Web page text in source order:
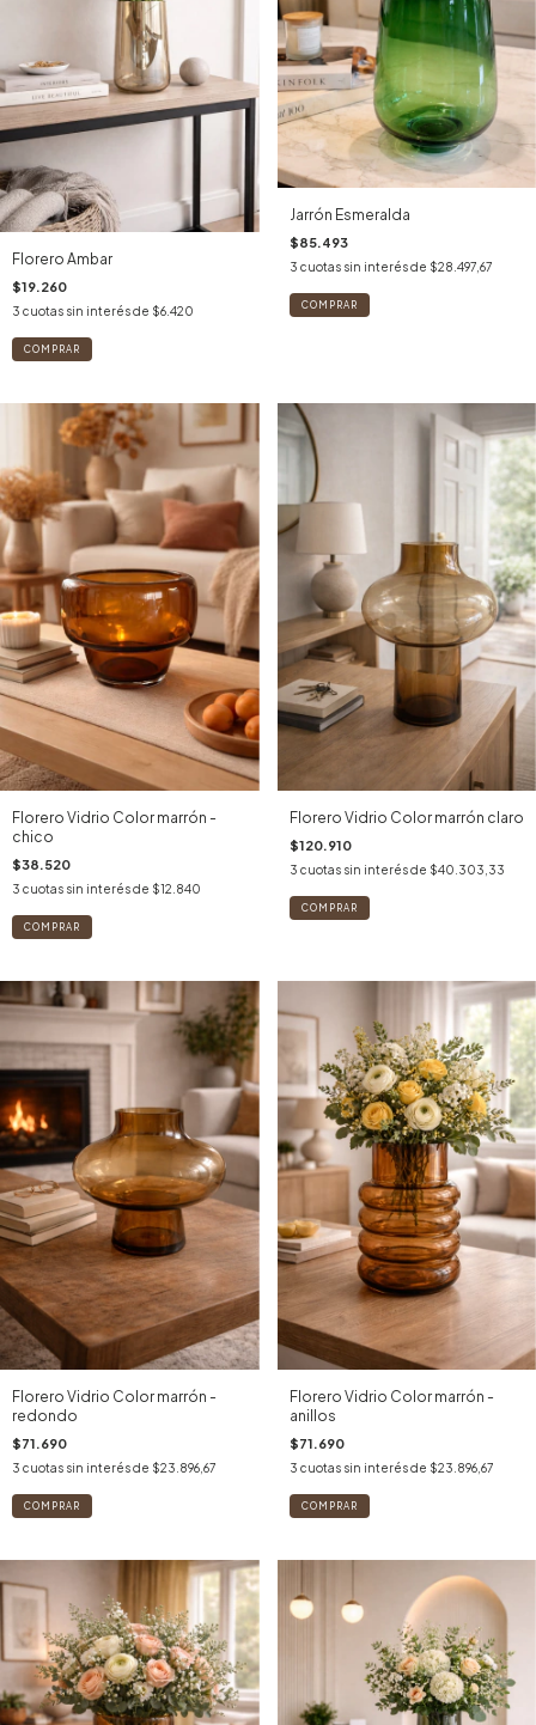
Florero Ambar
$19.260
3 cuotas sin interés de $6.420
COMPRAR
Jarrón Esmeralda
$85.493
3 cuotas sin interés de $28.497,67
Florero Vidrio Color marrón -
chico
$38.520
3 cuotas sin interés de $12.840
COMPRAR
Florero Vidrio Color marrón claro
$120.910
3 cuotas sin interés de $40.303,33
COMPRAR
Florero Vidrio Color marrón -
redondo
$71.690
3 cuotas sin interés de $23.896,67
COMPRAR
Florero Vidrio Color marrón -
anillos
$71.690
3 cuotas sin interés de $23.896,67
COMPRAR